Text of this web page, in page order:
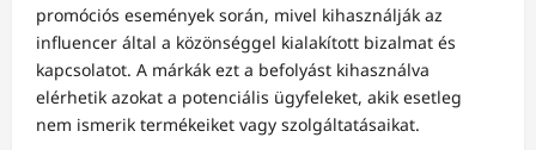
promóciós események során, mivel kihasználják az
influencer által a közönséggel kialakított bizalmat és
kapcsolatot. A márkák ezt a befolyást kihasználva
elérhetik azokat a potenciális ügyfeleket, akik esetleg
nem ismerik termékeiket vagy szolgáltatásaikat.